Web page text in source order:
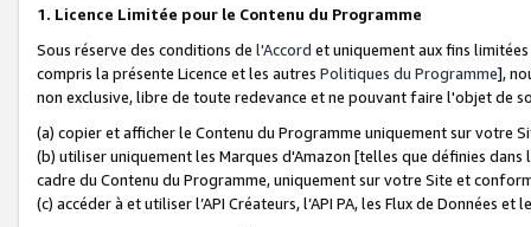
1. Licence Limitée pour le Contenu du Programme
Sous réserve des conditions de l'Accord et uniquement aux fins
compris la présente Licence et les autres Politiques du Programme],
non exclusive, libre de toute redevance et ne pouvant faire l'objet de
(a) copier et afficher le Contenu du Programme uniquement sur votre
(b) utiliser uniquement les Marques d'Amazon [telles que définies dans
cadre du Contenu du Programme, uniquement sur votre Site et
(c) accéder à et utiliser l’API Créateurs, l’API PA, les Flux de Données